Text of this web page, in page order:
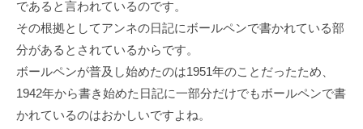
であると言われているのです。
その根拠としてアンネの日記にボールペンで書かれている部
分があるとされているからです。
ボールペンが普及し始めたのは1951年のことだったため、
1942年から書き始めた日記に一部分だけでもボールペンで書
かれているのはおかしいですよね。